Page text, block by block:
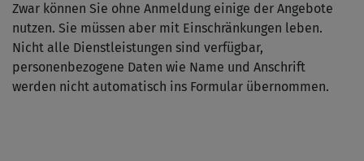
Zwar können Sie ohne Anmeldung einige der Angebote
nutzen. Sie müssen aber mit Einschränkungen leben.
Nicht alle Dienstleistungen sind verfügbar,
personenbezogene Daten wie Name und Anschrift
werden nicht automatisch ins Formular übernommen.